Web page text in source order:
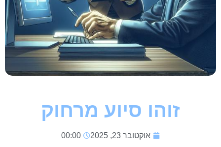
זוהו סיוע מרחוק
אוקטובר 23, 2025 00:00